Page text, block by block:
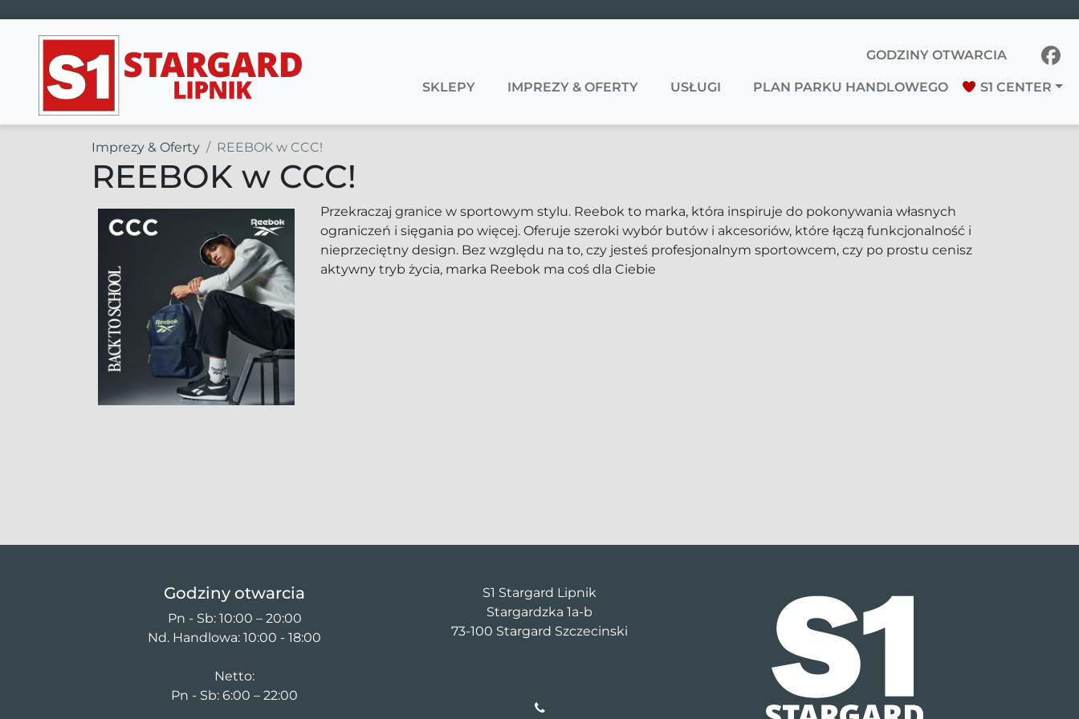
Main Navigation
GODZINY OTWARCIA
SKLEPY IMPREZY & OFERTY USŁUGI PLAN PARKU HANDLOWEGO S1 CENTER
Imprezy & Oferty REEBOK w CCC!
REEBOK w CCC!
Przekraczaj granice w sportowym stylu. Reebok to marka, która inspiruje do pokonywania własnych
ograniczeń i sięgania po więcej. Oferuje szeroki wybór butów i akcesoriów, które łączą funkcjonalność i
nieprzeciętny design. Bez względu na to, czy jesteś profesjonalnym sportowcem, czy po prostu cenisz
aktywny tryb życia, marka Reebok ma coś dla Ciebie
Godziny otwarcia
Pn - Sb: 10:00 – 20:00
Nd. Handlowa: 10:00 - 18:00
Netto:
Pn - Sb: 6:00 – 22:00
S1 Stargard Lipnik
Stargardzka 1a-b
73-100 Stargard Szczecinski